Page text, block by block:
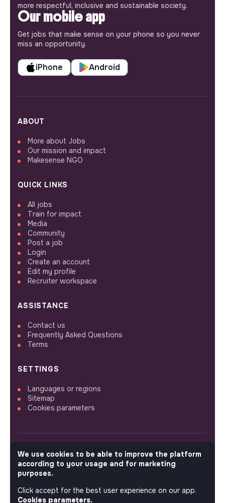
more respectful, inclusive and sustainable society.
Our mobile app
Get jobs that make sense on your phone so you never
miss an opportunity.
iPhone Android
ABOUT
More about Jobs
Our mission and impact
Makesense NGO
QUICK LINKS
All jobs
Train for impact
Media
Community
Post a job
Login
Create an account
Edit my profile
Recruiter workspace
ASSISTANCE
Contact us
Frequently Asked Questions
Terms
SETTINGS
Languages or regions
Sitemap
Cookies parameters
FOLLOW US
© 2026 jobs that makesense.
We use cookies to be able to improve the platform
according to your usage and for marketing
purposes.
Click accept for the best user experience on our app.
Cookies parameters.